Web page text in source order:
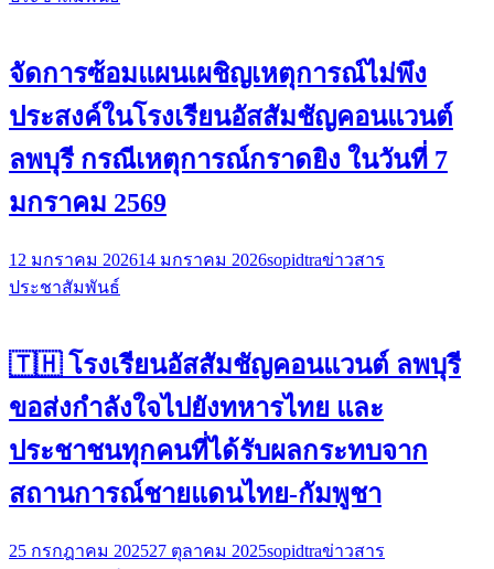
จัดการซ้อมแผนเผชิญเหตุการณ์ไม่พึง
ประสงค์ในโรงเรียนอัสสัมชัญคอนแวนต์
ลพบุรี กรณีเหตุการณ์กราดยิง ในวันที่ 7
มกราคม 2569
12 มกราคม 202614 มกราคม 2026sopidtraข่าวสาร
ประชาสัมพันธ์
🇹🇭 โรงเรียนอัสสัมชัญคอนแวนต์ ลพบุรี
ขอส่งกำลังใจไปยังทหารไทย และ
ประชาชนทุกคนที่ได้รับผลกระทบจาก
สถานการณ์ชายแดนไทย-กัมพูชา
25 กรกฎาคม 202527 ตุลาคม 2025sopidtraข่าวสาร